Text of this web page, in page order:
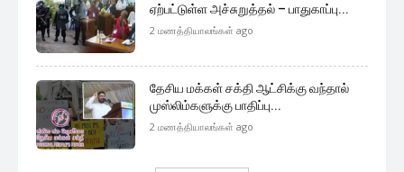
ஏற்பட்டுள்ள அச்சுறுத்தல் – பாதுகாப்பு...
2 மணத்தியாலங்கள் ago
தேசிய மக்கள் சக்தி ஆட்சிக்கு வந்தால்
முஸ்லிம்களுக்கு பாதிப்பு...
2 மணத்தியாலங்கள் ago